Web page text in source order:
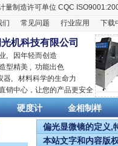
量制造许可单位 CQC
们 常见问题 行业应用 下载
光机科技有限公司
, 因年轻而创造
型精美 , 功能出色
器, 材料科学的生命力
销中心，让您的产品更安全
硬度计 金相制样
偏光显微镜的定义,
本站文字和内容版